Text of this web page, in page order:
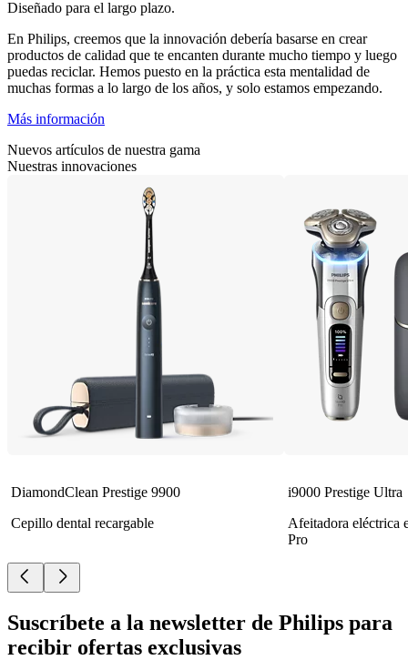
Diseñado para el largo plazo.
En Philips, creemos que la innovación debería basarse en crear
productos de calidad que te encanten durante mucho tiempo y luego
puedas reciclar. Hemos puesto en la práctica esta mentalidad de
muchas formas a lo largo de los años, y solo estamos empezando.
Más información
Nuevos artículos de nuestra gama
Nuestras innovaciones
DiamondClean Prestige 9900
Cepillo dental recargable
i9000 Prestige Ultra
Afeitadora eléctrica
Pro
Suscríbete a la newsletter de Philips para
recibir ofertas exclusivas